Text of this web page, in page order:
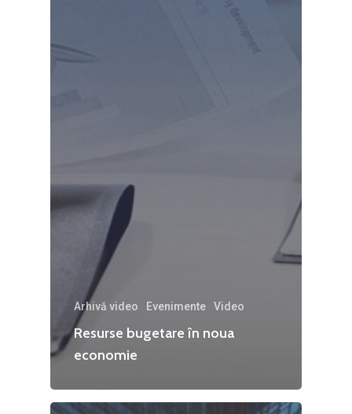
Arhivă video Evenimente Video
Resurse bugetare în noua
economie
Decembrie 2015
Energia